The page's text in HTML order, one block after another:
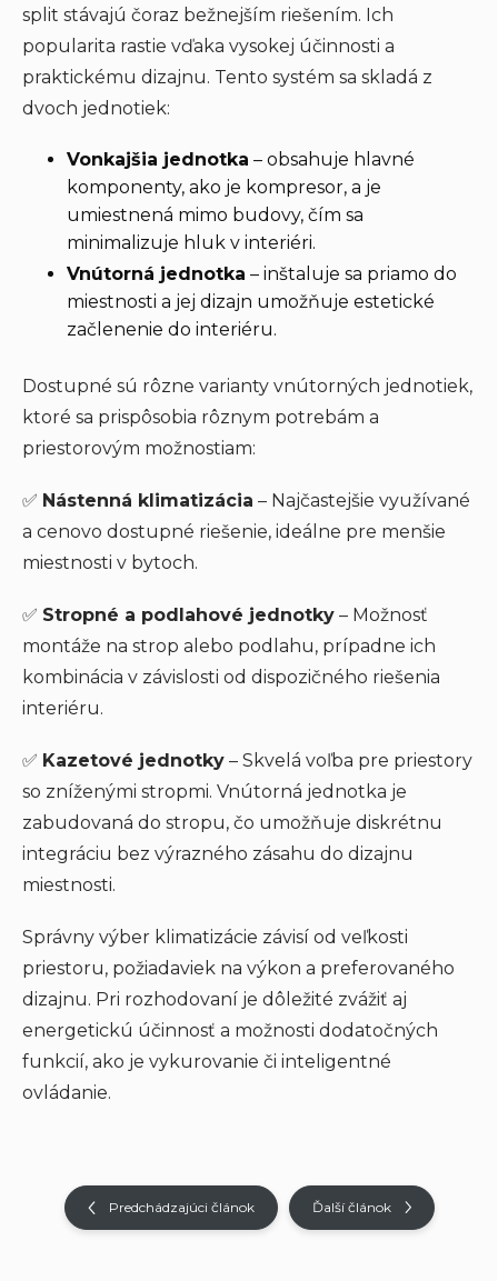
split stávajú čoraz bežnejším riešením. Ich
popularita rastie vďaka vysokej účinnosti a
praktickému dizajnu. Tento systém sa skladá z
dvoch jednotiek:
Vonkajšia jednotka – obsahuje hlavné
komponenty, ako je kompresor, a je
umiestnená mimo budovy, čím sa
minimalizuje hluk v interiéri.
Vnútorná jednotka – inštaluje sa priamo do
miestnosti a jej dizajn umožňuje estetické
začlenenie do interiéru.
Dostupné sú rôzne varianty vnútorných jednotiek,
ktoré sa prispôsobia rôznym potrebám a
priestorovým možnostiam:
✅ Nástenná klimatizácia – Najčastejšie využívané
a cenovo dostupné riešenie, ideálne pre menšie
miestnosti v bytoch.
✅ Stropné a podlahové jednotky – Možnosť
montáže na strop alebo podlahu, prípadne ich
kombinácia v závislosti od dispozičného riešenia
interiéru.
✅ Kazetové jednotky – Skvelá voľba pre priestory
so zníženými stropmi. Vnútorná jednotka je
zabudovaná do stropu, čo umožňuje diskrétnu
integráciu bez výrazného zásahu do dizajnu
miestnosti.
Správny výber klimatizácie závisí od veľkosti
priestoru, požiadaviek na výkon a preferovaného
dizajnu. Pri rozhodovaní je dôležité zvážiť aj
energetickú účinnosť a možnosti dodatočných
funkcií, ako je vykurovanie či inteligentné
ovládanie.
Predchádzajúci článok Ďalší článok